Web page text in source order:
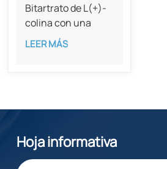
Bitartrato de L(+)-
colina con una
pureza del 99%
CAS 87-67-2
LEER MÁS
Hoja informativa